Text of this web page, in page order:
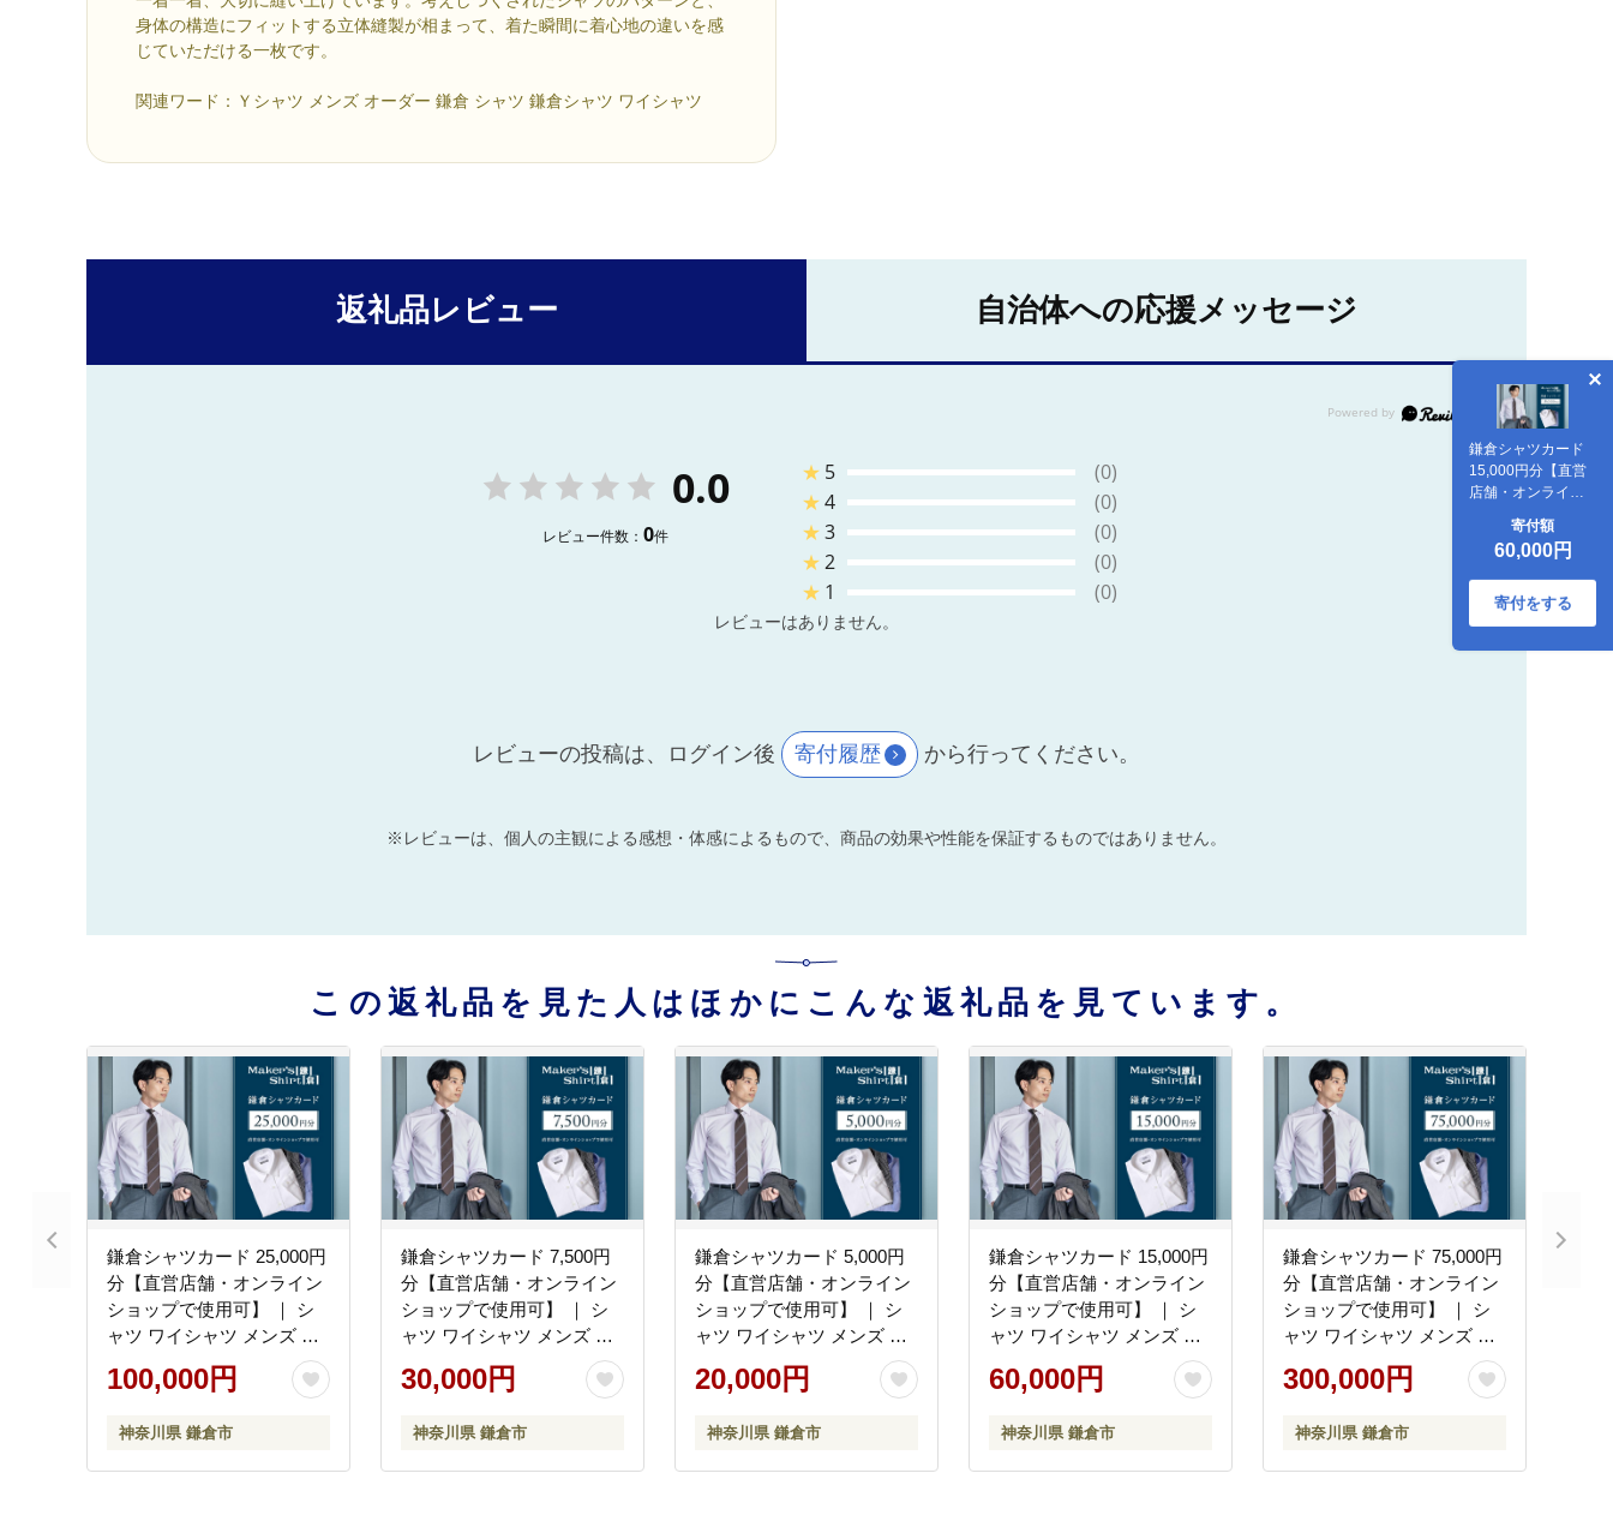
身体の構造にフィットする立体縫製が相まって、着た瞬間に着心地の違いを感
じていただける一枚です。
関連ワード：Ｙシャツ メンズ オーダー 鎌倉 シャツ 鎌倉シャツ ワイシャツ
鎌倉シャツカード
15,000円分【直営
店舗・オンライン
可】 ｜ シャツ ワイ
シャツ メンズ オー
ダー シャツ 人気 お
すすめ ギフトカー
ド 紳士服 レディー
寄付額
60,000円
寄付をする
返礼品レビュー 自治体への応援メッセージ
0.0
レビュー件数： 0件
★ 5
(0)
★4
(0)
★3
(0)
★2
(0)
★ 1 (0)
レビューはありません。
レビューの投稿は、ログイン後 寄付履歴 から行ってください。
※レビューは、個人の主観による感想・体感によるもので、商品の効果や性能を保証するものではありません。
この返礼品を見た人はほかにこんな返礼品を見ています。
鎌倉シャツカード 25,000円
分【直営店舗・オンライン
ショップで使用可】 ｜ シ
ャツ ワイシャツ メンズ オ
ーダー シャツ 人気 おすす
め ギフトカード 紳士服 レ
シャツ ビジネスシャツ 贈
答用 送料無料 神奈川 鎌倉
100,000円
神奈川県 鎌倉市
鎌倉シャツカード 7,500円
分【直営店舗・オンライン
ショップで使用可】 ｜ シ
ャツ ワイシャツ メンズ オ
ーダー シャツ 人気 おすす
め ギフトカード 紳士服 レ
シャツ ビジネスシャツ 贈
答用 送料無料 神奈川 鎌倉
30,000円
神奈川県 鎌倉市
鎌倉シャツカード 5,000円
分【直営店舗・オンライン
ショップで使用可】 ｜ シ
ャツ ワイシャツ メンズ オ
ーダー シャツ 人気 おすす
め ギフトカード 紳士服 レ
シャツ ビジネスシャツ 贈
答用 送料無料 神奈川 鎌倉
20,000円
神奈川県 鎌倉市
鎌倉シャツカード 15,000円
分【直営店舗・オンライン
ショップで使用可】 ｜ シ
ャツ ワイシャツ メンズ オ
ーダー シャツ 人気 おすす
め ギフトカード 紳士服 レ
シャツ ビジネスシャツ 贈
答用 送料無料 神奈川 鎌倉
60,000円
神奈川県 鎌倉市
鎌倉シャツカード 75,000円
分【直営店舗・オンライン
ショップで使用可】 ｜ シ
ャツ ワイシャツ メンズ オ
ーダー シャツ 人気 おすす
め ギフトカード 紳士服 レ
シャツ ビジネスシャツ 贈
答用 送料無料 神奈川 鎌倉
300,000円
神奈川県 鎌倉市